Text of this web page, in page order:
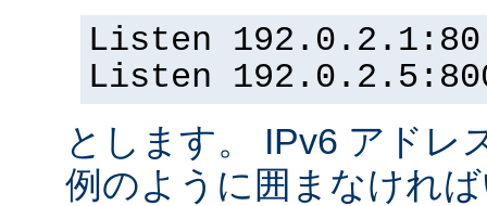
Listen 192.0.2.1:80
Listen
とします。 IPv6 アドレ
例のように囲まなけれ